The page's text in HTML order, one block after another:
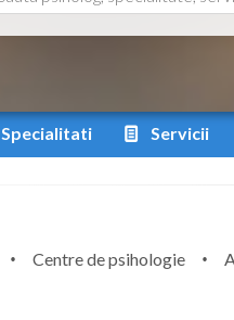
Specialitati Servicii
Centre de psihologie